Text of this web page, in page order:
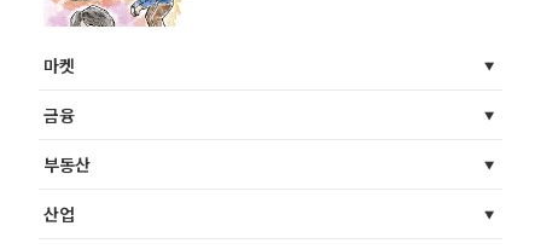
마켓
금융
부동산
산업